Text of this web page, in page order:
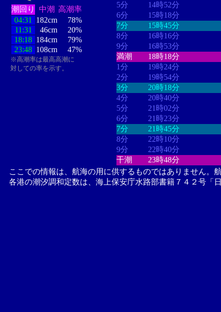
潮回り 中潮 高潮率
04:31
182cm
78%
11:31
46cm
20%
18:18 184cm
79%
23:48 108cm 47%
※高潮率は最高高潮に
対しての率を示す。
5分
14時52分
6分
15時18分
7分
15時45分
8分
16時16分
9分
16時53分
満潮
18時18分
1分
19時24分
2分
19時54分
3分
20時18分
4分
20時40分
5分
21時02分
6分
21時23分
7分
21時45分
8分
22時10分
9分
22時40分
干潮
23時48分
ここでの情報は、航海の用に供するものではありません。
各港の潮汐調和定数は、海上保安庁水路部書籍７４２号「